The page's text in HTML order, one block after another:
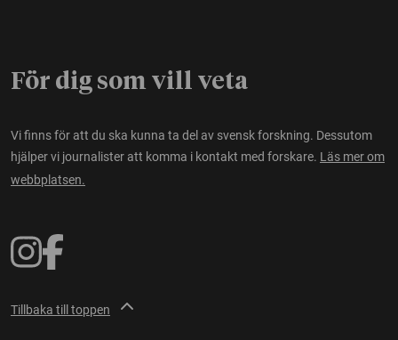
För dig som vill veta
Vi finns för att du ska kunna ta del av svensk forskning. Dessutom
hjälper vi journalister att komma i kontakt med forskare. Läs mer om
webbplatsen.
Tillbaka till toppen